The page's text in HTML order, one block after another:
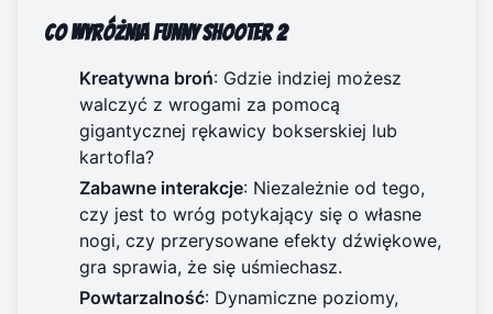
Co wyróżnia Funny Shooter 2
Kreatywna broń: Gdzie indziej możesz
walczyć z wrogami za pomocą
gigantycznej rękawicy bokserskiej lub
kartofla?
Zabawne interakcje: Niezależnie od tego,
czy jest to wróg potykający się o własne
nogi, czy przerysowane efekty dźwiękowe,
gra sprawia, że się uśmiechasz.
Powtarzalność: Dynamiczne poziomy,